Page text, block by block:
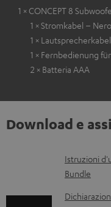
1 × CONCEPT 8
1 × Stromkabel – Nero
1 ×
1 × Fernbedienung
2 × Batteria AAA
Download e
D
o
c
Istruzioni
Bundle